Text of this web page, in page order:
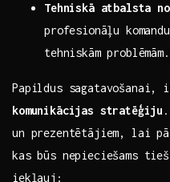
Tehniskā atbalsta
profesionāļu
tehniskām problēmām.
Papildus
komunikācijas stratēģiju
un prezentētājiem, lai
kas būs nepieciešams
iekļauj:​ ⁤ ‍